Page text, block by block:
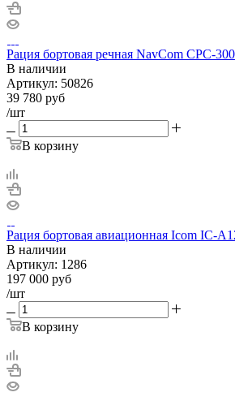
Рация бортовая речная NavCom CPC-
В наличии
Артикул: 50826
39 780 руб
/шт
В корзину
Рация бортовая авиационная Icom IC-
В наличии
Артикул: 1286
197 000 руб
/шт
В корзину